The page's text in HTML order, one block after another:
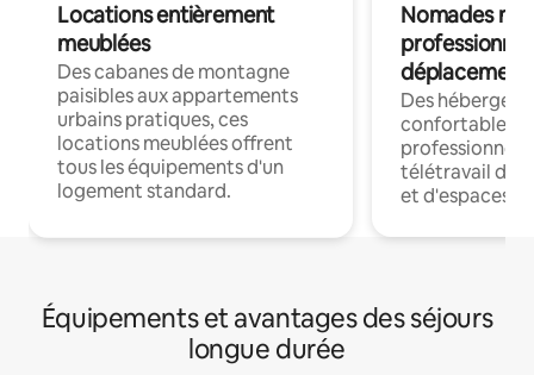
Locations entièrement
meublées
Des cabanes de montagne
paisibles aux appartements
urbains pratiques, ces
locations meublées offrent
tous les équipements d'un
logement standard.
Nomades
déplacement
Des
confortables
professionnels
télétravail
et d'espaces
Équipements et avantages des séjours
longue durée